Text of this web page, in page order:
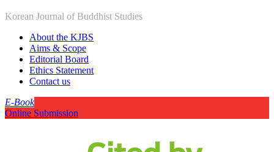
Korean Journal of Buddhist Studies
About the KJBS
Aims & Scope
Editorial Board
Ethics Statement
Contact us
E-Book
Online Submission